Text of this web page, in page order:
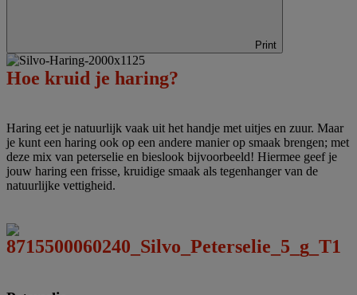
Print
Hoe kruid je haring?
Haring eet je natuurlijk vaak uit het handje met uitjes en zuur. Maar
je kunt een haring ook op een andere manier op smaak brengen; met
deze mix van peterselie en bieslook bijvoorbeeld! Hiermee geef je
jouw haring een frisse, kruidige smaak als tegenhanger van de
natuurlijke vettigheid.